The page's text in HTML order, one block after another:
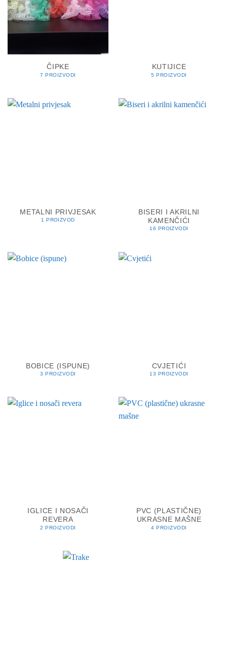
ČIPKE
7 PROIZVODI
KUTIJICE
5 PROIZVODI
METALNI PRIVJESAK
1 PROIZVOD
BISERI I AKRILNI
KAMENČIĆI
16 PROIZVODI
BOBICE (ISPUNE)
3 PROIZVODI
CVJETIĆI
13 PROIZVODI
IGLICE I NOSAČI
REVERA
2 PROIZVODI
PVC (PLASTIČNE)
UKRASNE MAŠNE
4 PROIZVODI